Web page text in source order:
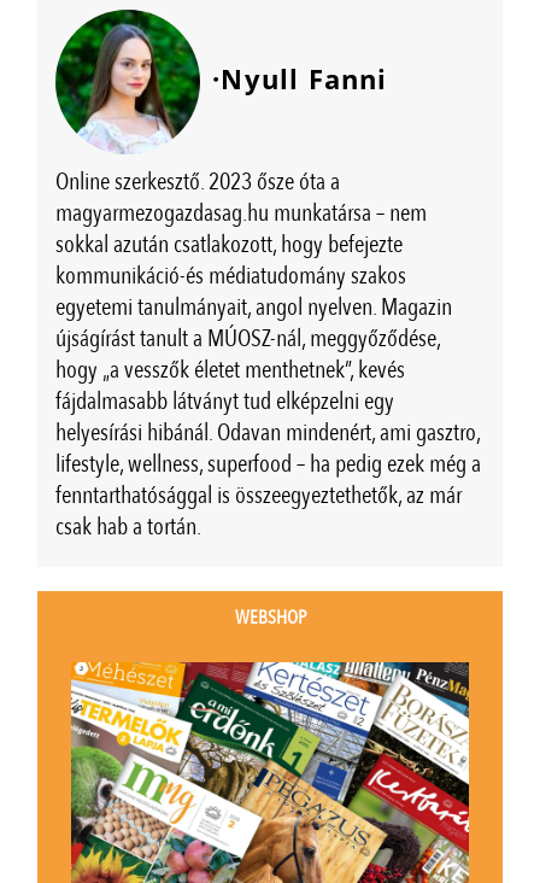
·Nyull Fanni
Online szerkesztő. 2023 ősze óta a
magyarmezogazdasag.hu munkatársa – nem
sokkal azután csatlakozott, hogy befejezte
kommunikáció-és médiatudomány szakos
egyetemi tanulmányait, angol nyelven. Magazin
újságírást tanult a MÚOSZ-nál, meggyőződése,
hogy „a vesszők életet menthetnek”, kevés
fájdalmasabb látványt tud elképzelni egy
helyesírási hibánál. Odavan mindenért, ami gasztro,
lifestyle, wellness, superfood – ha pedig ezek még a
fenntarthatósággal is összeegyeztethetők, az már
csak hab a tortán.
WEBSHOP